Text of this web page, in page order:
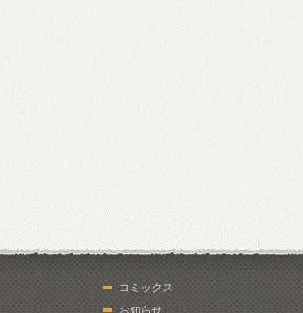
コミックス
お知らせ